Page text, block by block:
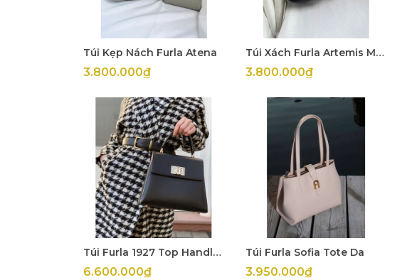
Túi Kẹp Nách Furla Atena
3.800.000₫
Túi Xách Furla Artemis Mini
3.800.000₫
Túi Furla 1927 Top Handle Small
6.600.000₫
Túi Furla Sofia Tote Da
3.950.000₫